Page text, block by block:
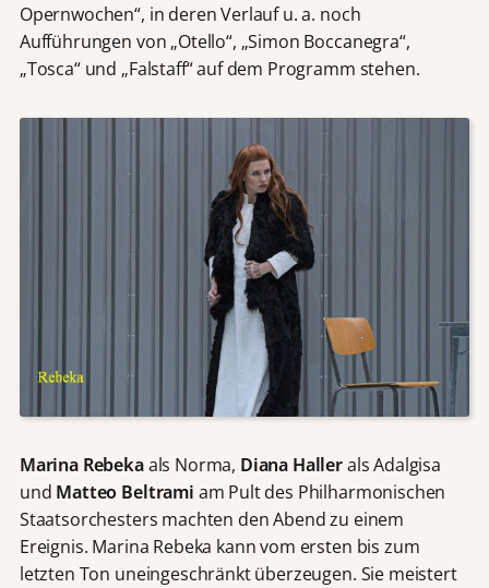
Opernwochen“, in deren Verlauf u. a. noch
Aufführungen von „Otello“, „Simon Boccanegra“,
„Tosca“ und „Falstaff“ auf dem Programm stehen.
Marina Rebekaals Norma, Diana Hallerals Adalgisa
und Matteo Beltrami am Pult des Philharmonischen
Staatsorchesters machten den Abend zu einem
Ereignis. Marina Rebeka kann vom ersten bis zum
letzten Ton uneingeschränkt überzeugen. Sie meistert